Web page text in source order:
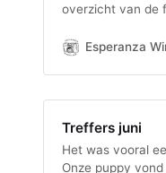
overzicht van de
Esperanza
Treffers juni
Het was vooral
Onze puppy